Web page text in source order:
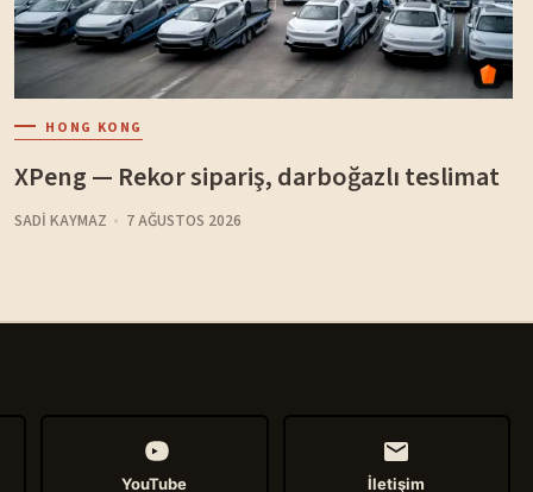
HONG KONG
XPeng — Rekor sipariş, darboğazlı teslimat
SADI KAYMAZ 7 AĞUSTOS 2026
YouTube İletişim